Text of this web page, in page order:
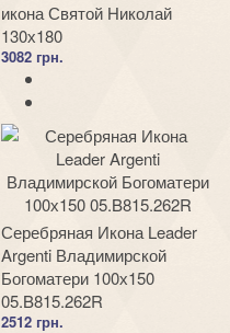
икона Святой Николай
130х180
3082 грн.
Серебряная Икона Leader
Argenti Владимирской
Богоматери 100х150
05.B815.262R
2512 грн.